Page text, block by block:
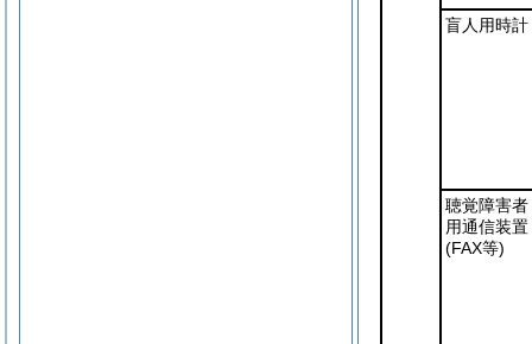
盲人用時計
聴覚障害者
用通信装置
(FAX等)